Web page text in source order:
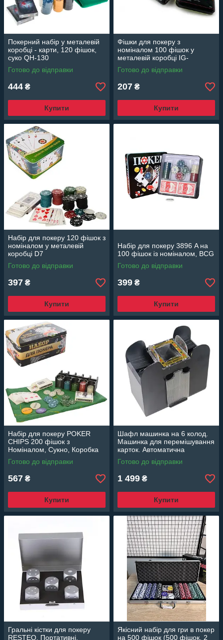
Покерний набір у металевій
коробці - карти, 120 фішок,
суко QH-130
Готово до відправки
444 ₴
Купити
Фішки для покеру з
номіналом 100 фішок у
металевій коробці IG-
1102110
Готово до відправки
207 ₴
Купити
Набір для покеру 120 фішок з
номіналом у металевій
коробці D7
Готово до відправки
397 ₴
Купити
Набір для покеру 3896 A на
100 фішок із номіналом, BCG
Готово до відправки
399 ₴
Купити
Набір для покеру POKER
CHIPS 200 фішок з
Номіналом, Сукно, Коробка
NP25712-2
Готово до відправки
567 ₴
Купити
Шафл машинка на 6 колод.
Машинка для перемішування
карток. Автоматична
машинка для тасування карт
Готово до відправки
1 499 ₴
Купити
Гральні кістки для покеру
RESTEQ. Портативні.
Якісний набір для гри в покер
на 500 фішок (500 фішок, 2